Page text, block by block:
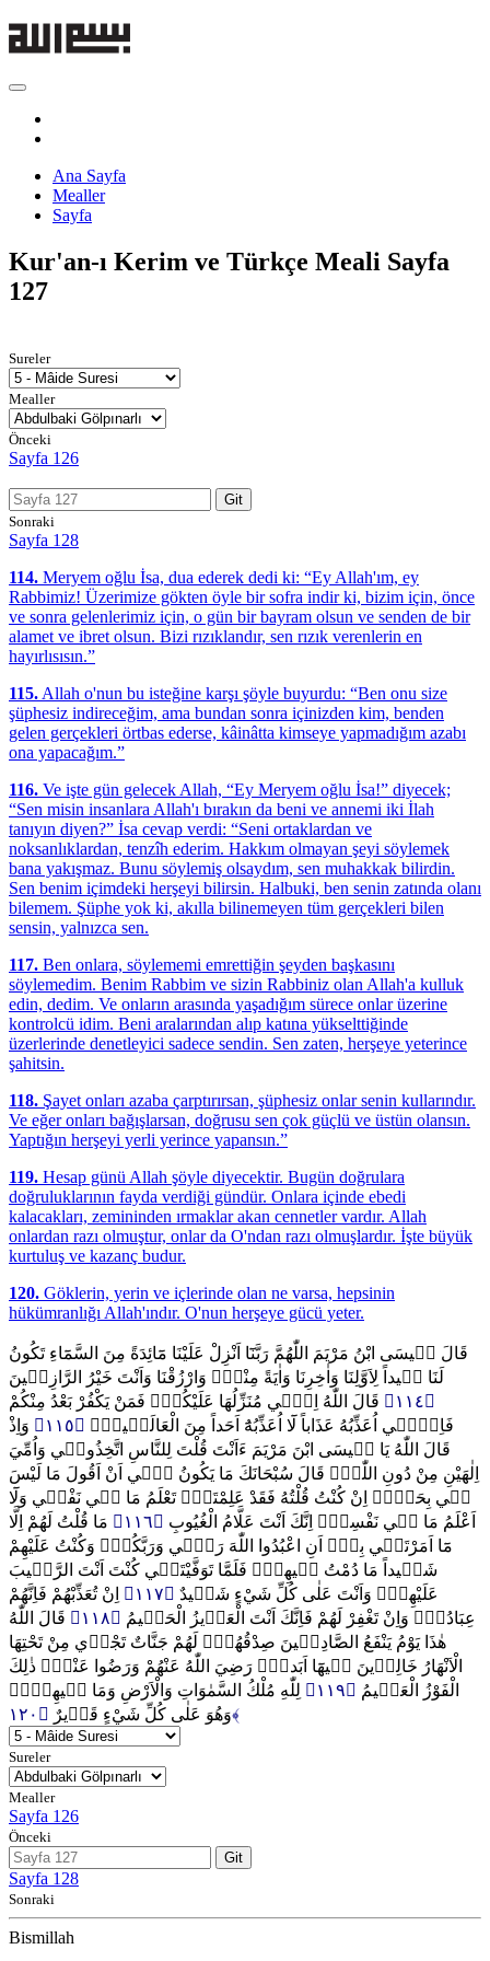
Ana Sayfa
Mealler
Sayfa
Kur'an-ı Kerim ve Türkçe Meali Sayfa
127
Sureler
Mealler
Önceki
Sayfa 126
Git
Sonraki
Sayfa 128
114. Meryem oğlu İsa, dua ederek dedi ki: “Ey Allah'ım, ey
Rabbimiz! Üzerimize gökten öyle bir sofra indir ki, bizim için, önce
ve sonra gelenlerimiz için, o gün bir bayram olsun ve senden de bir
alamet ve ibret olsun. Bizi rızıklandır, sen rızık verenlerin en
hayırlısısın.”
115. Allah o'nun bu isteğine karşı şöyle buyurdu: “Ben onu size
şüphesiz indireceğim, ama bundan sonra içinizden kim, benden
gelen gerçekleri örtbas ederse, kâinâtta kimseye yapmadığım azabı
ona yapacağım.”
116. Ve işte gün gelecek Allah, “Ey Meryem oğlu İsa!” diyecek;
“Sen misin insanlara Allah'ı bırakın da beni ve annemi iki İlah
tanıyın diyen?” İsa cevap verdi: “Seni ortaklardan ve
noksanlıklardan, tenzîh ederim. Hakkım olmayan şeyi söylemek
bana yakışmaz. Bunu söylemiş olsaydım, sen muhakkak bilirdin.
Sen benim içimdeki herşeyi bilirsin. Halbuki, ben senin zatında olanı
bilemem. Şüphe yok ki, akılla bilinemeyen tüm gerçekleri bilen
sensin, yalnızca sen.
117. Ben onlara, söylememi emrettiğin şeyden başkasını
söylemedim. Benim Rabbim ve sizin Rabbiniz olan Allah'a kulluk
edin, dedim. Ve onların arasında yaşadığım sürece onlar üzerine
kontrolcü idim. Beni aralarından alıp katına yükselttiğinde
üzerlerinde denetleyici sadece sendin. Sen zaten, herşeye yeterince
şahitsin.
118. Şayet onları azaba çarptırırsan, şüphesiz onlar senin kullarındır.
Ve eğer onları bağışlarsan, doğrusu sen çok güçlü ve üstün olansın.
Yaptığın herşeyi yerli yerince yapansın.”
119. Hesap günü Allah şöyle diyecektir. Bugün doğrulara
doğruluklarının fayda verdiği gündür. Onlara içinde ebedi
kalacakları, zemininden ırmaklar akan cennetler vardır. Allah
onlardan razı olmuştur, onlar da O'ndan razı olmuşlardır. İşte büyük
kurtuluş ve kazanç budur.
120. Göklerin, yerin ve içlerinde olan ne varsa, hepsinin
hükümranlığı Allah'ındır. O'nun herşeye gücü yeter.
قَالَ ع۪يسَى ابْنُ مَرْيَمَ اللّٰهُمَّ رَبَّنَٓا اَنْزِلْ عَلَيْنَا مَٓائِدَةً مِنَ السَّمَٓاءِ تَكُونُ
لَنَا ع۪يداً لِاَوَّلِنَا وَاٰخِرِنَا وَاٰيَةً مِنْكَۚ وَارْزُقْنَا وَاَنْتَ خَيْرُ الرَّازِق۪ينَ
﴿١١٤﴾
قَالَ اللّٰهُ اِنّ۪ي مُنَزِّلُهَا عَلَيْكُمْۚ فَمَنْ يَكْفُرْ بَعْدُ مِنْكُمْ
فَاِنّ۪ٓي اُعَذِّبُهُ عَذَاباً لَٓا اُعَذِّبُهُٓ اَحَداً مِنَ الْعَالَم۪ينَ۟ ﴿١١٥﴾
وَاِذْ
قَالَ اللّٰهُ يَا ع۪يسَى ابْنَ مَرْيَمَ ءَاَنْتَ قُلْتَ لِلنَّاسِ اتَّخِذُون۪ي وَاُمِّيَ
اِلٰهَيْنِ مِنْ دُونِ اللّٰهِۜ قَالَ سُبْحَانَكَ مَا يَكُونُ ل۪ٓي اَنْ اَقُولَ مَا لَيْسَ
ل۪ي بِحَقٍّۜ اِنْ كُنْتُ قُلْتُهُ فَقَدْ عَلِمْتَهُۜ تَعْلَمُ مَا ف۪ي نَفْس۪ي وَلَٓا
اَعْلَمُ مَا ف۪ي نَفْسِكَۜ اِنَّكَ اَنْتَ عَلَّامُ الْغُيُوبِ ﴿١١٦﴾
مَا قُلْتُ لَهُمْ اِلَّا
مَٓا اَمَرْتَن۪ي بِه۪ٓ اَنِ اعْبُدُوا اللّٰهَ رَبّ۪ي وَرَبَّكُمْۚ وَكُنْتُ عَلَيْهِمْ
شَه۪يداً مَا دُمْتُ ف۪يهِمْۚ فَلَمَّا تَوَفَّيْتَن۪ي كُنْتَ اَنْتَ الرَّق۪يبَ
عَلَيْهِمْۜ وَاَنْتَ عَلٰى كُلِّ شَيْءٍ شَه۪يدٌ ﴿١١٧﴾
اِنْ تُعَذِّبْهُمْ فَاِنَّهُمْ
عِبَادُكَۚ وَاِنْ تَغْفِرْ لَهُمْ فَاِنَّكَ اَنْتَ الْعَز۪يزُ الْحَك۪يمُ ﴿١١٨﴾
قَالَ اللّٰهُ
هٰذَا يَوْمُ يَنْفَعُ الصَّادِق۪ينَ صِدْقُهُمْۜ لَهُمْ جَنَّاتٌ تَجْر۪ي مِنْ تَحْتِهَا
الْاَنْهَارُ خَالِد۪ينَ ف۪يهَٓا اَبَداًۜ رَضِيَ اللّٰهُ عَنْهُمْ وَرَضُوا عَنْهُۜ ذٰلِكَ
الْفَوْزُ الْعَظ۪يمُ ﴿١١٩﴾
لِلّٰهِ مُلْكُ السَّمٰوَاتِ وَالْاَرْضِ وَمَا ف۪يهِنَّۜ
وَهُوَ عَلٰى كُلِّ شَيْءٍ قَد۪يرٌ﴿١٢٠﴾
Sureler
Mealler
Sayfa 126
Önceki
Git
Sayfa 128
Sonraki
Bismillah